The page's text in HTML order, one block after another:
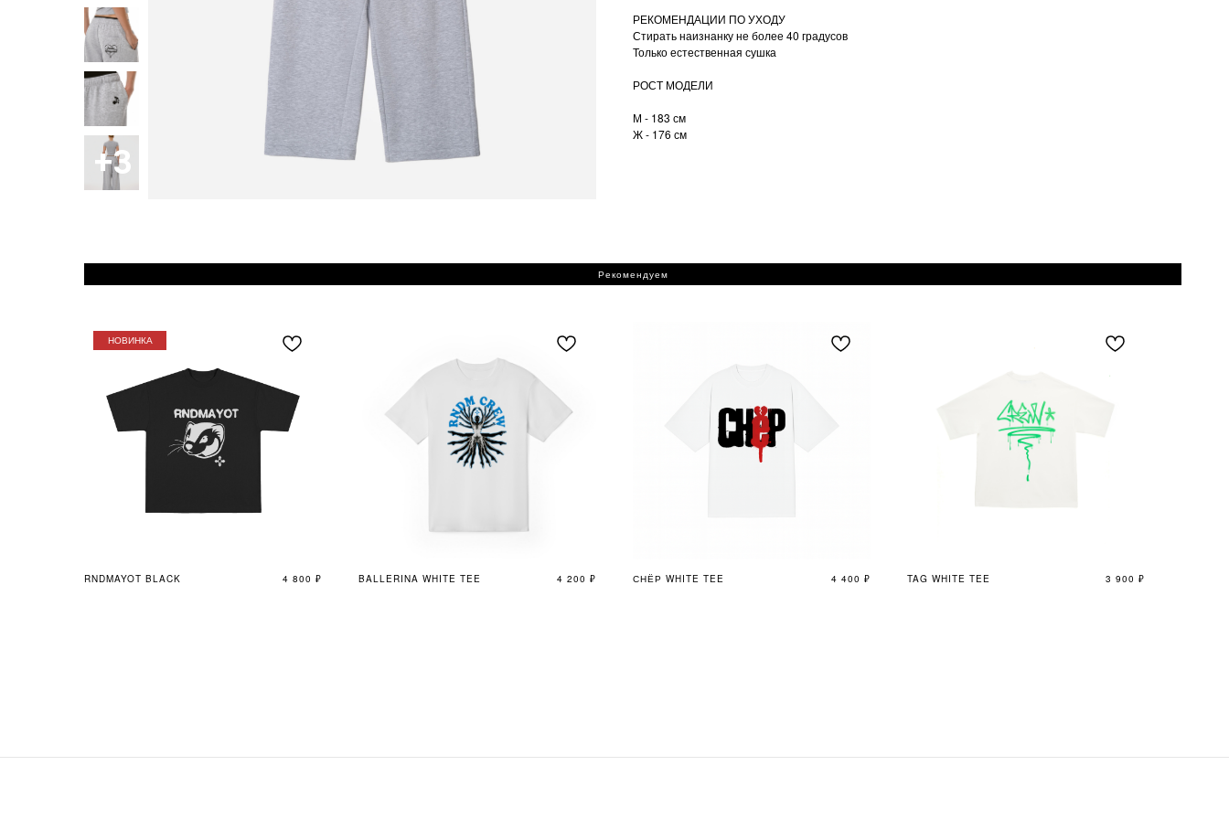
РЕКОМЕНДАЦИИ ПО УХОДУ
Стирать наизнанку не более 40 градусов
Только естественная сушка
РОСТ МОДЕЛИ
М - 183 см
Ж - 176 см
Рекомендуем
НОВИНКА
RNDMAYOT BLACK 4 800 ₽ BALLERINA WHITE TEE 4 200 ₽ СНЁР WHITE TEE 4 400 ₽ TAG WHITE TEE 3 900 ₽